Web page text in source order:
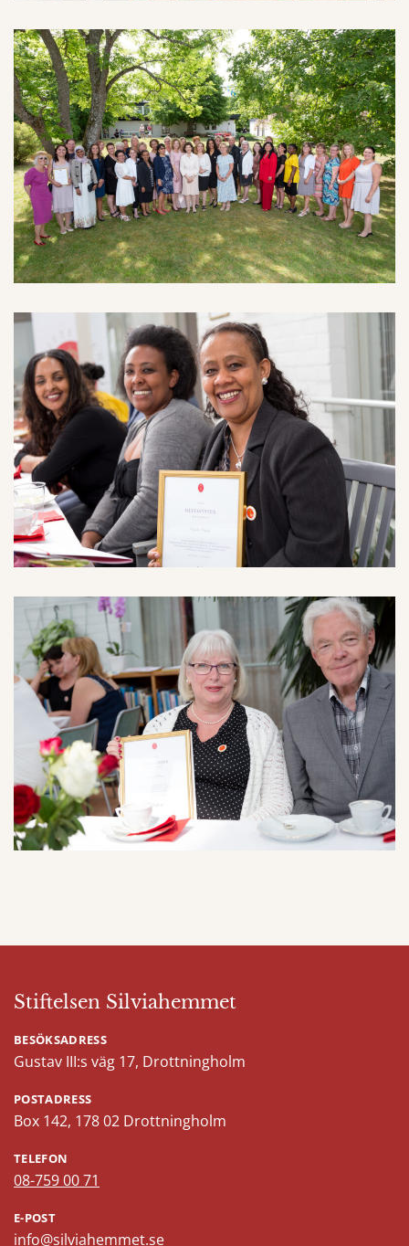
Stiftelsen Silviahemmet
BESÖKSADRESS
Gustav III:s väg 17, Drottningholm
POSTADRESS
Box 142, 178 02 Drottningholm
TELEFON
08-759 00 71
E-POST
info@silviahemmet.se